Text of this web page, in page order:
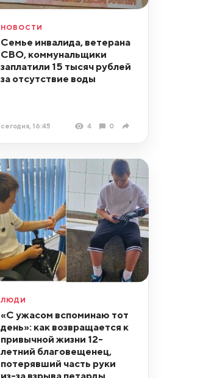
НОВОСТИ
Семье инвалида, ветерана
СВО, коммунальщики
заплатили 15 тысяч рублей
за отсутствие воды
сегодня, 16:45 4 0
ЛЮДИ
«С ужасом вспоминаю тот
день»: как возвращается к
привычной жизни 12-
летний благовещенец,
потерявший часть руки
из-за взрыва петарды